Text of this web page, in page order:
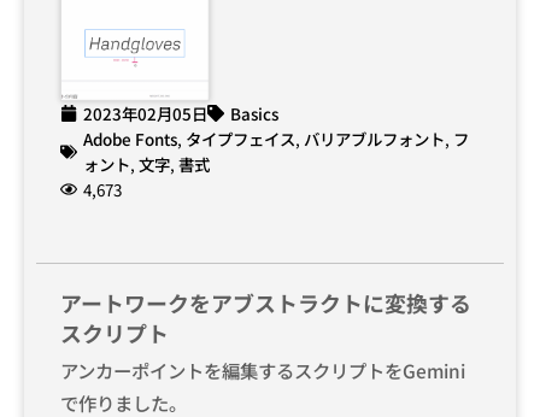
2023年02月05日
Basics
Adobe Fonts, タイプフェイス, バリアブルフォント, フ
ォント, 文字, 書式
4,673
アートワークをアブストラクトに変換する
スクリプト
アンカーポイントを編集するスクリプトをGemini
で作りました。